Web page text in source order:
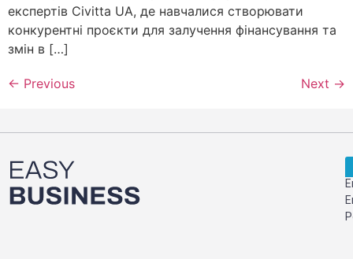
експертів Civitta UA, де навчалися створювати
конкурентні проєкти для залучення фінансування та
змін в […]
← Previous Next →